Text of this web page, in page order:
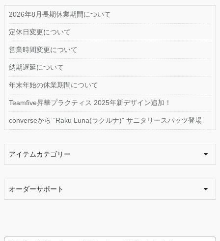
2026年8月長期休業期間について
定休日変更について
営業時間変更について
納期遅延について
年末年始の休業期間について
Teamfive昇華プラクティス 2025年新デザイン追加！
converseから “Raku Luna(ラクルナ)” サニタリースパッツ登場
アイテムカテゴリー
オーダーサポート